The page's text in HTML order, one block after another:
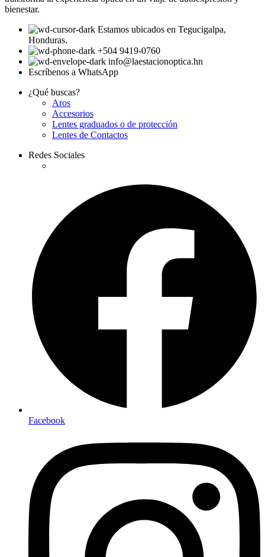
bienestar.
Estamos ubicados en Tegucigalpa,
Honduras.
+504 9419-0760
info@laestacionoptica.hn
Escríbenos a WhatsApp
¿Qué buscas?
Aros
Accesorios
Lentes graduados o de protección
Lentes de Contactos
Redes Sociales
Facebook